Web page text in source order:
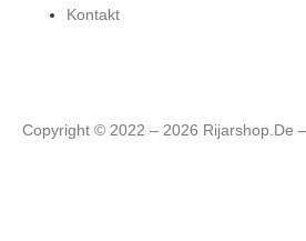
Kontakt
Copyright © 2022 – 2026 Rijarshop.de